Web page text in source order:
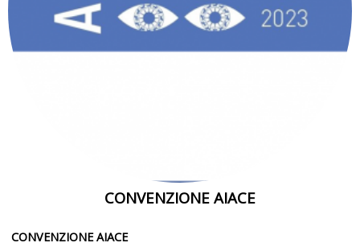
CONVENZIONE AIACE
CONVENZIONE AIACE